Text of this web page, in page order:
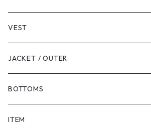
VEST
JACKET / OUTER
BOTTOMS
SHORTS
ITEM